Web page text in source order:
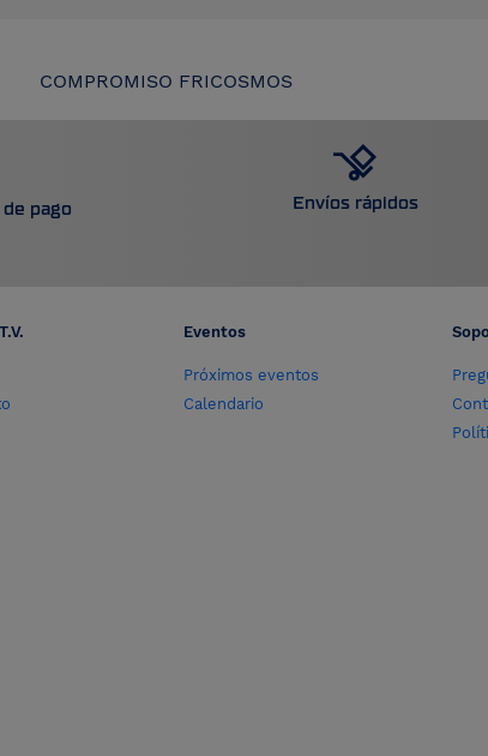
COMPROMISO FRICOSMOS
pago Envíos rápidos
Eventos
Próximos eventos
Calendario